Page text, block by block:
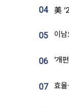
04
05
06
07